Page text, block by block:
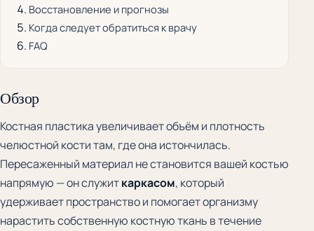
Восстановление и прогнозы
Когда следует обратиться к врачу
FAQ
Обзор
Костная пластика увеличивает объём и плотность
челюстной кости там, где она истончилась.
Пересаженный материал не становится вашей костью
напрямую — он служиткаркасом, который
удерживает пространство и помогает организму
нарастить собственную костную ткань в течение